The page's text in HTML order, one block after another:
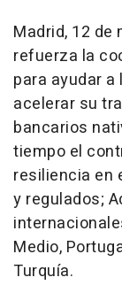
Madrid, 12 de
refuerza la
para ayudar
acelerar su
bancarios
tiempo el
resiliencia en
y regulados;
Medio,
Turquía.